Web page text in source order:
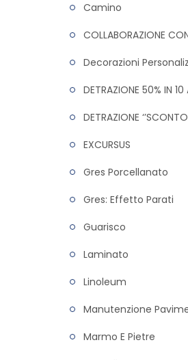
Camino
COLLABORAZIONE
Decorazioni
DETRAZIONE 50% IN 10
DETRAZIONE
EXCURSUS
Gres Porcellanato
Gres: Effetto Parati
Guarisco
Laminato
Linoleum
Manutenzione
Marmo E Pietre